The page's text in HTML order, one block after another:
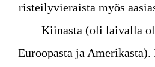
risteilyvieraista myös
Kiinasta (oli laivalla
Euroopasta ja